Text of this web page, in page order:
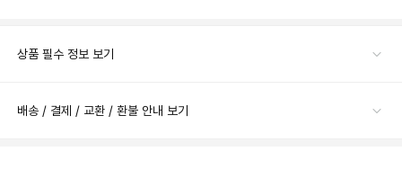
상품 필수 정보 보기
배송 / 결제 / 교환 / 환불 안내 보기